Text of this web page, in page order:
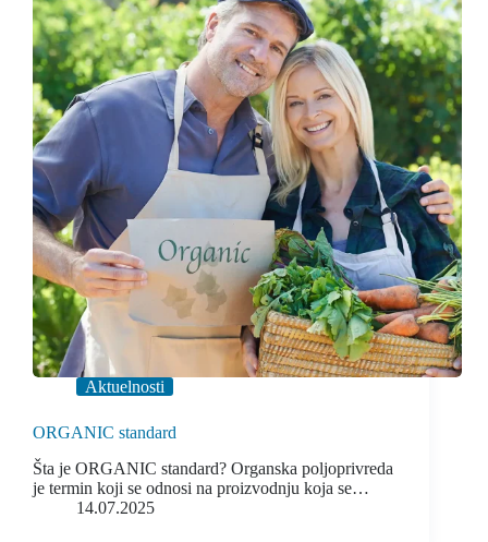
Aktuelnosti
ORGANIC standard
Šta je ORGANIC standard? Organska poljoprivreda
je termin koji se odnosi na proizvodnju koja se…
14.07.2025